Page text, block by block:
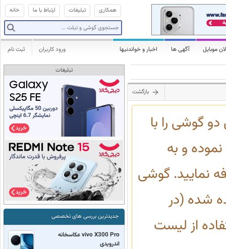
خانه ارتباط با ما تبلیغات همکاری
موبایل آگهی ها اخبار و خواندنیها ثبت نام ورود کاربران
بازگشت
گوشی را با
و به
نمایید. گوشی
شده (در
از لیست
تبلیغات
جدیدترین بررسی های تخصصی
vivo X300 Pro عکاسخانه
اندرویدی